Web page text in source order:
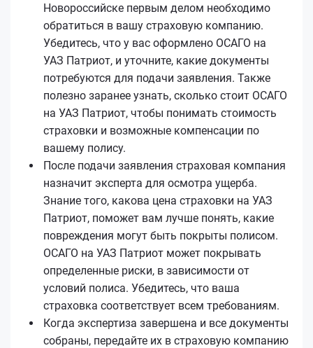
Новороссийске первым делом необходимо
обратиться в вашу страховую компанию.
Убедитесь, что у вас оформлено ОСАГО на
УАЗ Патриот, и уточните, какие документы
потребуются для подачи заявления. Также
полезно заранее узнать, сколько стоит ОСАГО
на УАЗ Патриот, чтобы понимать стоимость
страховки и возможные компенсации по
вашему полису.
После подачи заявления страховая компания
назначит эксперта для осмотра ущерба.
Знание того, какова цена страховки на УАЗ
Патриот, поможет вам лучше понять, какие
повреждения могут быть покрыты полисом.
ОСАГО на УАЗ Патриот может покрывать
определенные риски, в зависимости от
условий полиса. Убедитесь, что ваша
страховка соответствует всем требованиям.
Когда экспертиза завершена и все документы
собраны, передайте их в страховую компанию